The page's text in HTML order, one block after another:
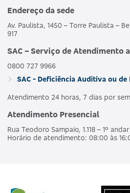
Endereço da sede
Av. Paulista, 1450 – Torre Paulista –
917
SAC – Serviço de Atendimento
0800 727 9966
SAC - Deficiência Auditiva ou de
Atendimento 24 horas, 7 dias por
Atendimento Presencial
Rua Teodoro Sampaio, 1.118 – 1º
Horário de atendimento: 08:00 às